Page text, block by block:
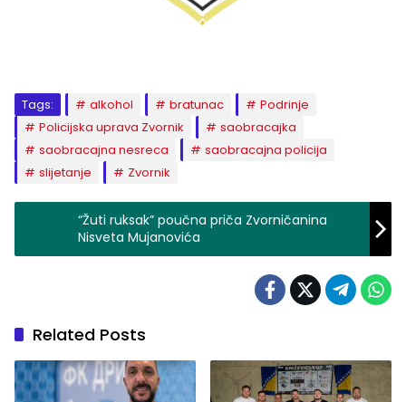
Tags: alkohol bratunac
Podrinje
Policijska uprava Zvornik
saobracajka
saobracajna nesreca
saobracajna policija
slijetanje
Zvornik
“Žuti ruksak” poučna priča Zvorničanina
Nisveta Mujanovića
Related Posts